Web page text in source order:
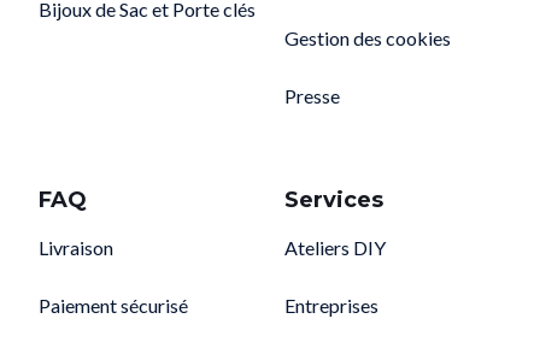
Bijoux de Sac et Porte clés
Gestion des cookies
Presse
FAQ
Livraison
Paiement sécurisé
Services
Ateliers DIY
Entreprises